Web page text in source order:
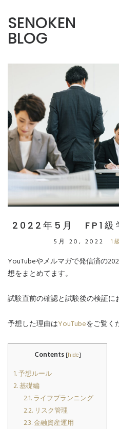
SENOKEN
BLOG
2022年5月 FP1級
5月 20, 2022 1
YouTubeやメルマガで発信済の
想をまとめてます。
試験直前の確認と試験後の検証に
予想した理由はYouTubeをご覧く
Contents [hide]
1.予想ルール
2.基礎編
2.1.ライフプランニング
2.2.リスク管理
2.3.金融資産運用